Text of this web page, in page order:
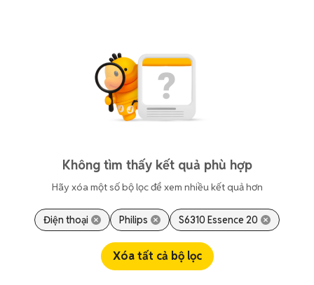
Không tìm thấy kết quả phù hợp
Hãy xóa một số bộ lọc để xem nhiều kết quả hơn
Điện thoại Philips S6310 Essence 20
Xóa tất cả bộ lọc